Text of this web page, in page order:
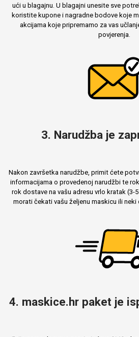
ući u blagajnu. U blagajni unesite sve
koristite kupone i nagradne bodove koje
akcijama koje pripremamo za vas
povjerenja.
3. Narudžba je
Nakon završetka narudžbe, primit ćete
informacijama o provedenoj narudžbi te
rok dostave na vašu adresu vrlo kratak (3-
morati čekati vašu željenu maskicu ili
4. maskice.hr paket je